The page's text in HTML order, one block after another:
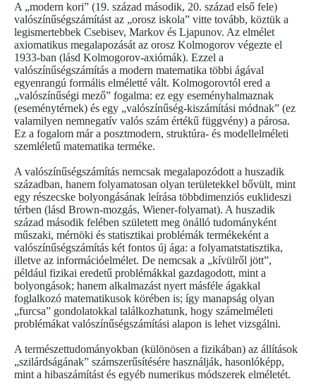
A „modern kori” (19. század második, 20. század első fele)
valószínűségszámítást az „orosz iskola” vitte tovább, köztük a
legismertebbek Csebisev, Markov és Ljapunov. Az elmélet
axiomatikus megalapozását az orosz Kolmogorov végezte el
1933-ban (lásd Kolmogorov-axiómák). Ezzel a
valószínűségszámítás a modern matematika többi ágával
egyenrangú formális elméletté vált. Kolmogorovtól ered a
„valószínűségi mező” fogalma: ez egy eseményhalmaznak
(eseménytérnek) és egy „valószínűség-kiszámítási módnak” (ez
valamilyen nemnegatív valós szám értékű függvény) a párosa.
Ez a fogalom már a posztmodern, struktúra- és modellelméleti
szemléletű matematika terméke.
A valószínűségszámítás nemcsak megalapozódott a huszadik
században, hanem folyamatosan olyan területekkel bővült, mint
egy részecske bolyongásának leírása többdimenziós euklideszi
térben (lásd Brown-mozgás, Wiener-folyamat). A huszadik
század második felében született meg önálló tudományként
műszaki, mérnöki és statisztikai problémák termékeként a
valószínűségszámítás két fontos új ága: a folyamatstatisztika,
illetve az információelmélet. De nemcsak a „kívülről jött”,
például fizikai eredetű problémákkal gazdagodott, mint a
bolyongások; hanem alkalmazást nyert másféle ágakkal
foglalkozó matematikusok körében is; így manapság olyan
„furcsa” gondolatokkal találkozhatunk, hogy számelméleti
problémákat valószínűségszámítási alapon is lehet vizsgálni.
A természettudományokban (különösen a fizikában) az állítások
„szilárdságának” számszerűsítésére használják, hasonlóképp,
mint a hibaszámítást és egyéb numerikus módszerek elméletét.